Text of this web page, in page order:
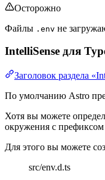
Осторожно
Файлы .env не
IntelliSense для
Заголовок раздела
По умолчанию Astro
Хотя вы можете
окружения с префиксом
Для этого вы можете
src/env.d.ts